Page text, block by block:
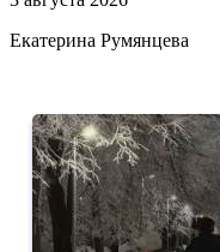
Екатерина Румянцева